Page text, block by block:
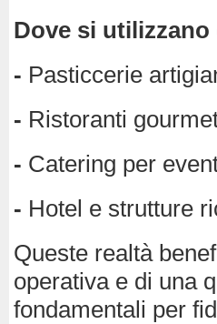
Dove si
- Pasticcerie
- Ristoranti
- Catering per
- Hotel e strutture
Queste realtà
operativa e di una
fondamentali per